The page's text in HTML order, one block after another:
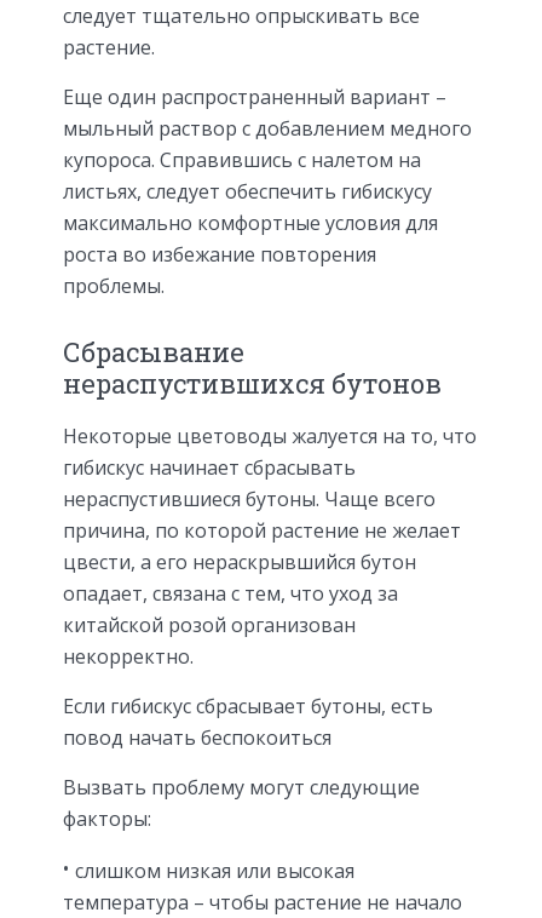
следует тщательно опрыскивать все
растение.
Еще один распространенный вариант –
мыльный раствор с добавлением медного
купороса. Справившись с налетом на
листьях, следует обеспечить гибискусу
максимально комфортные условия для
роста во избежание повторения
проблемы.
Сбрасывание
нераспустившихся бутонов
Некоторые цветоводы жалуется на то, что
гибискус начинает сбрасывать
нераспустившиеся бутоны. Чаще всего
причина, по которой растение не желает
цвести, а его нераскрывшийся бутон
опадает, связана с тем, что уход за
китайской розой организован
некорректно.
Если гибискус сбрасывает бутоны, есть
повод начать беспокоиться
Вызвать проблему могут следующие
факторы:
слишком низкая или высокая
температура – чтобы растение не начало